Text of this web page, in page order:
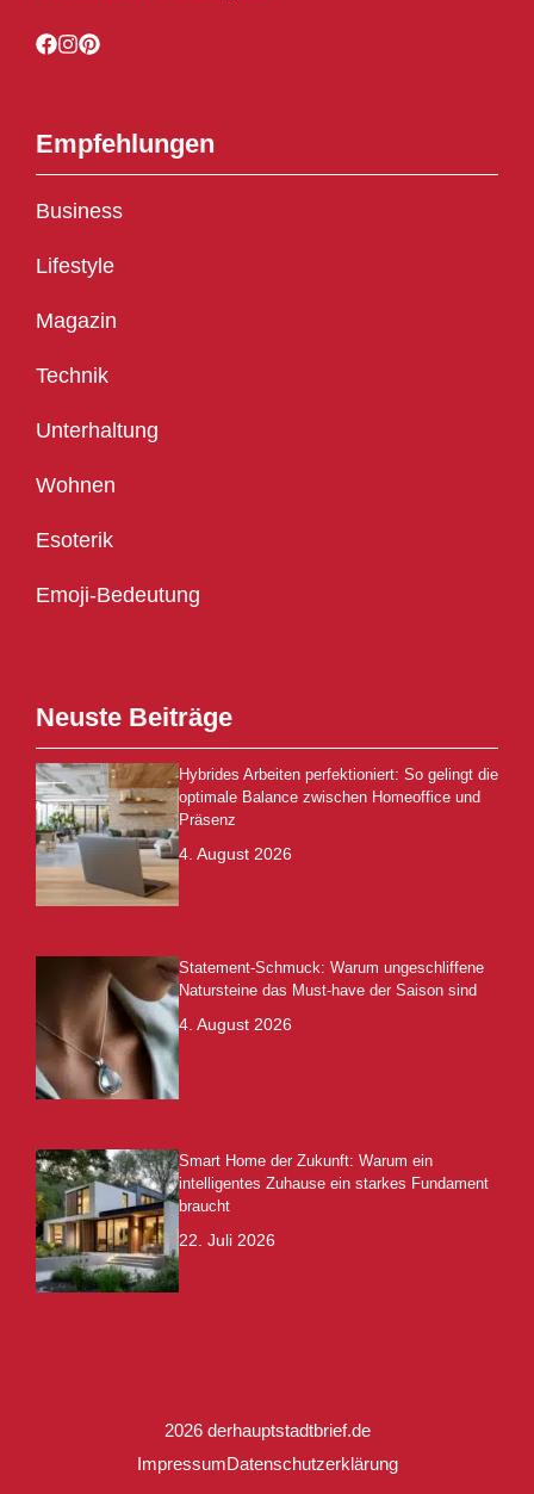
Empfehlungen
Business
Lifestyle
Magazin
Technik
Unterhaltung
Wohnen
Esoterik
Emoji-Bedeutung
Neuste Beiträge
Hybrides Arbeiten perfektioniert: So gelingt die
optimale Balance zwischen Homeoffice und
Präsenz
4. August 2026
Statement-Schmuck: Warum ungeschliffene
Natursteine das Must-have der Saison sind
4. August 2026
Smart Home der Zukunft: Warum ein
intelligentes Zuhause ein starkes Fundament
braucht
22. Juli 2026
2026 derhauptstadtbrief.de
ImpressumDatenschutzerklärung